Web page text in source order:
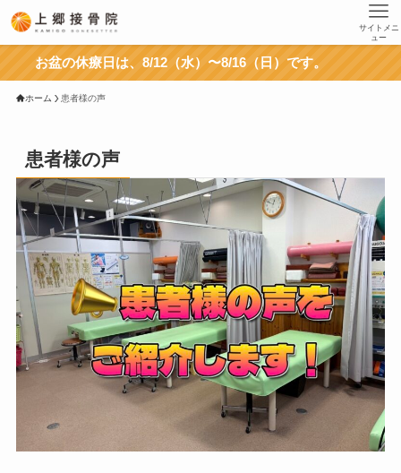
サイトメニ
ュー
お盆の休療日は、8/12（水）〜8/16（日）です。
ホーム 患者様の声
患者様の声